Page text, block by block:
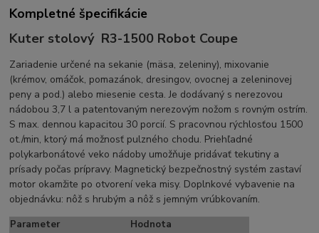
Kompletné špecifikácie
Kuter stolový R3-1500 Robot Coupe
Zariadenie určené na sekanie (mäsa, zeleniny), mixovanie
(krémov, omáčok, pomazánok, dresingov, ovocnej a zeleninovej
peny a pod.) alebo miesenie cesta. Je dodávaný s nerezovou
nádobou 3,7 l a patentovaným nerezovým nožom s rovným ostrím.
S max. dennou kapacitou 30 porcií. S pracovnou rýchlosťou 1500
ot./min, ktorý má možnosť pulzného chodu. Priehľadné
polykarbonátové veko nádoby umožňuje pridávať tekutiny a
prísady počas prípravy. Magnetický bezpečnostný systém zastaví
motor okamžite po otvorení veka misy. Doplnkové vybavenie na
objednávku: nôž s hrubým a nôž s jemným vrúbkovaním.
Parameter
Hodnota